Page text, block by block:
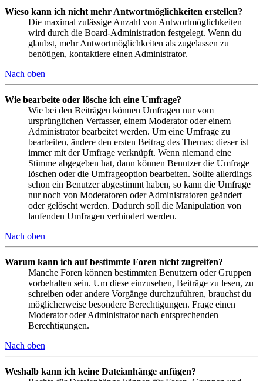
Wieso kann ich nicht mehr Antwortmöglichkeiten erstellen?
Die maximal zulässige Anzahl von Antwortmöglichkeiten
wird durch die Board-Administration festgelegt. Wenn du
glaubst, mehr Antwortmöglichkeiten als zugelassen zu
benötigen, kontaktiere einen Administrator.
Nach oben
Wie bearbeite oder lösche ich eine Umfrage?
Wie bei den Beiträgen können Umfragen nur vom
ursprünglichen Verfasser, einem Moderator oder einem
Administrator bearbeitet werden. Um eine Umfrage zu
bearbeiten, ändere den ersten Beitrag des Themas; dieser ist
immer mit der Umfrage verknüpft. Wenn niemand eine
Stimme abgegeben hat, dann können Benutzer die Umfrage
löschen oder die Umfrageoption bearbeiten. Sollte allerdings
schon ein Benutzer abgestimmt haben, so kann die Umfrage
nur noch von Moderatoren oder Administratoren geändert
oder gelöscht werden. Dadurch soll die Manipulation von
laufenden Umfragen verhindert werden.
Nach oben
Warum kann ich auf bestimmte Foren nicht zugreifen?
Manche Foren können bestimmten Benutzern oder Gruppen
vorbehalten sein. Um diese einzusehen, Beiträge zu lesen, zu
schreiben oder andere Vorgänge durchzuführen, brauchst du
möglicherweise besondere Berechtigungen. Frage einen
Moderator oder Administrator nach entsprechenden
Berechtigungen.
Nach oben
Weshalb kann ich keine Dateianhänge anfügen?